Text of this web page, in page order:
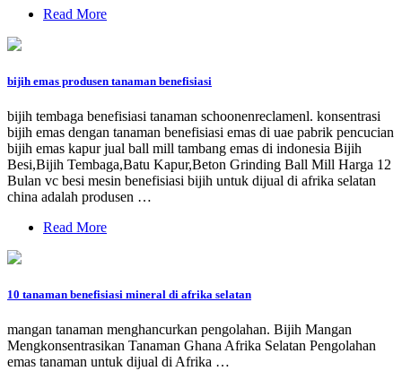
Read More
bijih emas produsen tanaman benefisiasi
bijih tembaga benefisiasi tanaman schoonenreclamenl. konsentrasi
bijih emas dengan tanaman benefisiasi emas di uae pabrik pencucian
bijih emas kapur jual ball mill tambang emas di indonesia Bijih
Besi,Bijih Tembaga,Batu Kapur,Beton Grinding Ball Mill Harga 12
Bulan vc besi mesin benefisiasi bijih untuk dijual di afrika selatan
china adalah produsen …
Read More
10 tanaman benefisiasi mineral di afrika selatan
mangan tanaman menghancurkan pengolahan. Bijih Mangan
Mengkonsentrasikan Tanaman Ghana Afrika Selatan Pengolahan
emas tanaman untuk dijual di Afrika …